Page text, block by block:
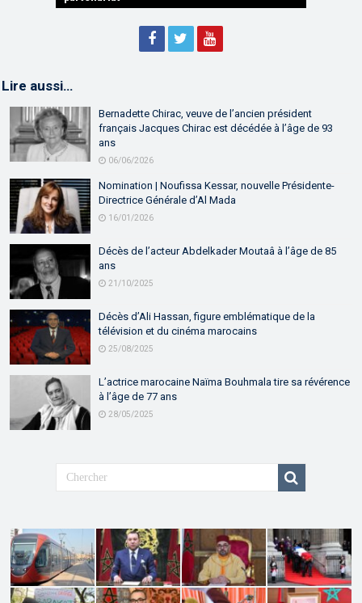
Lire aussi…
Bernadette Chirac, veuve de l’ancien président
français Jacques Chirac est décédée à l’âge de 93
ans
06/06/2026
Nomination | Noufissa Kessar, nouvelle Présidente-
Directrice Générale d’Al Mada
16/01/2026
Décès de l’acteur Abdelkader Moutaâ à l’âge de 85
ans
21/10/2025
Décès d’Ali Hassan, figure emblématique de la
télévision et du cinéma marocains
25/08/2025
L’actrice marocaine Naïma Bouhmala tire sa révérence
à l’âge de 77 ans
28/05/2025